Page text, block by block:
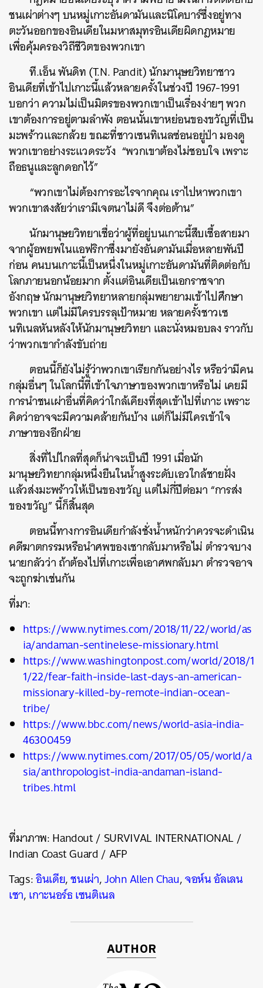
ชนเผ่าต่างๆ บนหมู่เกาะอันดามันและนิโคบาร์ซึ่งอยู่ทาง
ตะวันออกของอินเดียในมหาสมุทรอินเดียผิดกฎหมาย
เพื่อคุ้มครองวิถีชีวิตของพวกเขา
ที.เอ็น พันดิท (T.N. Pandit) นักมานุษยวิทยาชาว
อินเดียที่เข้าไปเกาะนี้แล้วหลายครั้งในช่วงปี 1967-1991
บอกว่า ความไม่เป็นมิตรของพวกเขาเป็นเรื่องง่ายๆ พวก
เขาต้องการอยู่ตามลำพัง ตอนนั้นเขาหย่อนของขวัญที่เป็น
มะพร้าวและกล้วย ขณะที่ชาวเซนทิเนลซ่อนอยู่ป่า มองดู
พวกเขาอย่างระแวดระวัง “พวกเขาต้องไม่ชอบใจ เพราะ
ถือธนูและลูกดอกไว้”
“พวกเขาไม่ต้องการอะไรจากคุณ เราไปหาพวกเขา
พวกเขาสงสัยว่าเรามีเจตนาไม่ดี จึงต่อต้าน”
นักมานุษยวิทยาเชื่อว่าผู้ที่อยู่บนเกาะนี้สืบเชื้อสายมา
จากผู้อพยพในแอฟริกาซึ่งมายังอันดามันเมื่อหลายพันปี
ก่อน คนบนเกาะนี้เป็นหนึ่งในหมู่เกาะอันดามันที่ติดต่อกับ
โลกภายนอกน้อยมาก ตั้งแต่อินเดียเป็นเอกราชจาก
อังกฤษ นักมานุษยวิทยาหลายกลุ่มพยายามเข้าไปศึกษา
พวกเขา แต่ไม่มีใครบรรลุเป้าหมาย หลายครั้งชาวเซ
นทิเนลหันหลังให้นักมานุษยวิทยา และนั่งหมอบลง ราวกับ
ว่าพวกเขากำลังขับถ่าย
ตอนนี้ก็ยังไม่รู้ว่าพวกเขาเรียกกันอย่างไร หรือว่ามีคน
กลุ่มอื่นๆ ในโลกนี้ที่เข้าใจภาษาของพวกเขาหรือไม่ เคยมี
การนำชนเผ่าอื่นที่คิดว่าใกล้เคียงที่สุดเข้าไปที่เกาะ เพราะ
คิดว่าอาจจะมีความคล้ายกันบ้าง แต่ก็ไม่มีใครเข้าใจ
ภาษาของอีกฝ่าย
สิ่งที่ไปไกลที่สุดก็น่าจะเป็นปี 1991 เมื่อนัก
มานุษยวิทยากลุ่มหนึ่งยืนในน้ำสูงระดับเอวใกล้ชายฝั่ง
แล้วส่งมะพร้าวให้เป็นของขวัญ แต่ไม่กี่ปีต่อมา “การส่ง
ของขวัญ” นี้ก็สิ้นสุด
ตอนนี้ทางการอินเดียกำลังชั่งน้ำหนักว่าควรจะดำเนิน
คดีฆาตกรรมหรือนำศพของเชากลับมาหรือไม่ ตำรวจบาง
นายกลัวว่า ถ้าต้องไปที่เกาะเพื่อเอาศพกลับมา ตำรวจอาจ
จะถูกฆ่าเช่นกัน
ที่มา:
https://www.nytimes.com/2018/11/22/world/as
ia/andaman-sentinelese-missionary.html
https://www.washingtonpost.com/world/2018/1
1/22/fear-faith-inside-last-days-an-american-
missionary-killed-by-remote-indian-ocean-
tribe/
https://www.bbc.com/news/world-asia-india-
46300459
https://www.nytimes.com/2017/05/05/world/a
sia/anthropologist-india-andaman-island-
tribes.html
ที่มาภาพ: Handout / SURVIVAL INTERNATIONAL /
Indian Coast Guard / AFP
Tags:อินเดีย,ชนเผ่า,John Allen Chau,จอห์น อัลเลน
เชา,เกาะนอร์ธ เซนติเนล
AUTHOR
ค้นหา
SHARE TWEET LINE EMAIL